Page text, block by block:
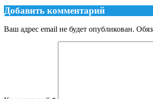
Добавить комментарий
Ваш адрес email не будет опубликован.